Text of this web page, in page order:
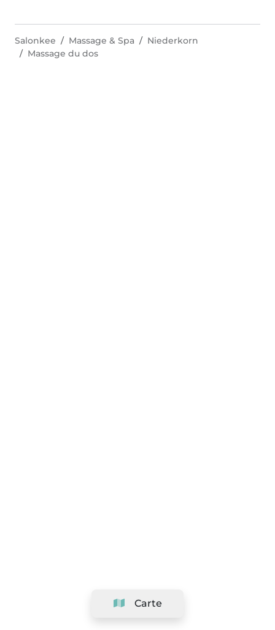
Carte
Salonkee Massage & Spa
Niederkorn
Massage du dos